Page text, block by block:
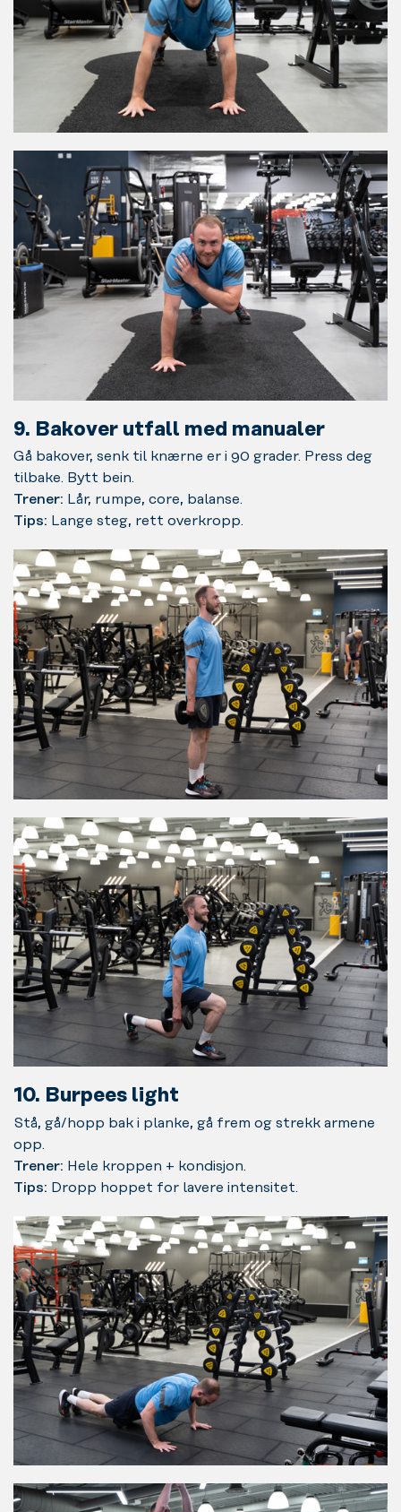
9. Bakover utfall med manualer
Gå bakover, senk til knærne er i 90 grader. Press deg
tilbake. Bytt bein.
Trener: Lår, rumpe, core, balanse.
Tips: Lange steg, rett overkropp.
10. Burpees light
Stå, gå/hopp bak i planke, gå frem og strekk armene
opp.
Trener: Hele kroppen + kondisjon.
Tips: Dropp hoppet for lavere intensitet.